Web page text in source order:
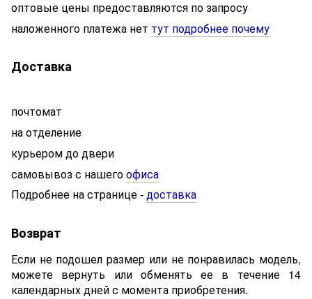
оптовые цены предоставляются по запросу
наложенного платежа нет тут подробнее почему
Доставка
почтомат
на отделение
курьером до двери
самовывоз с нашегоофиса
Подробнее на странице - доставка
Возврат
Если не подошел размер или не понравилась модель,
можете вернуть или обменять ее в течение 14
календарных дней с момента приобретения.